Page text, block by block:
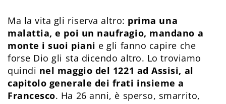
Ma la vita gli riserva altro: prima una
malattia, e poi un naufragio, mandano a
monte i suoi piani e gli fanno capire che
forse Dio gli sta dicendo altro. Lo troviamo
quindi nel maggio del 1221 ad Assisi, al
capitolo generale dei frati insieme a
Francesco. Ha 26 anni, è sperso, smarrito,